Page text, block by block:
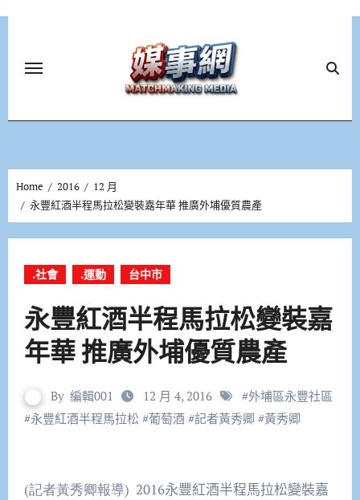
Home 2016
12 月
永豐紅酒半程馬拉松變裝嘉年華 推廣外埔優質農產
.社會 .運動 台中市
永豐紅酒半程馬拉松變裝嘉
年華 推廣外埔優質農產
By 編輯001 12 月 4, 2016 #外埔區永豐社區
#永豐紅酒半程馬拉松 #葡萄酒#記者黃秀卿 #黃秀卿
(記者黃秀卿報導) 2016永豐紅酒半程馬拉松變裝嘉